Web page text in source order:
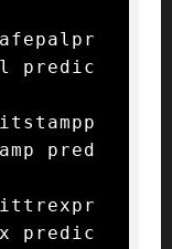
predic
pred
predic